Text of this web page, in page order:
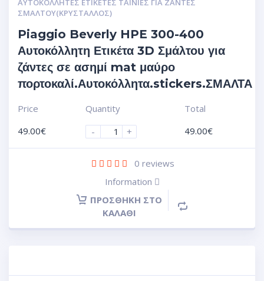
ΑΥΤΟΚΌΛΛΗΤΕΣ ΕΤΙΚΈΤΕΣ ΤΑΙΝΊΕΣ ΓΙΑ ΖΆΝΤΕΣ
ΣΜΆΛΤΟΥ(ΚΡΎΣΤΑΛΛΟΣ)
Piaggio Beverly HPE 300-400
Αυτοκόλλητη Ετικέτα 3D Σμάλτου για
ζάντες σε ασημί mat μαύρο
πορτοκαλί.Αυτοκόλλητα.stickers.ΣΜΑΛΤΑ
Price
49.00€
Quantity
-
+
Total
49.00€
0 reviews
Information
ΠΡΟΣΘΉΚΗ ΣΤΟ
ΚΑΛΆΘΙ